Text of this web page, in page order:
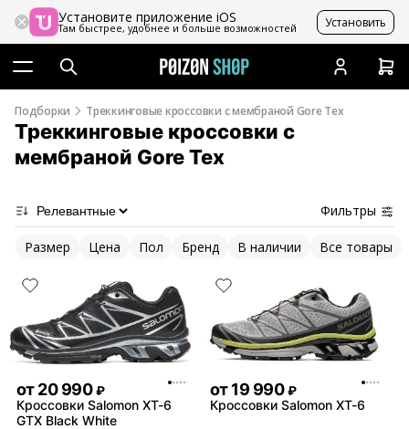
Установите приложение iOS
Там быстрее, удобнее и больше возможностей Установить
Подборки Треккинговые кроссовки с мембраной Gore Tex
Треккинговые кроссовки с
мембраной Gore Tex
Фильтры
Размер Цена Пол Бренд В наличии Все товары
от20 990 ₽
Кроссовки Salomon XT-6
GTX Black White
от19 990 ₽
Кроссовки Salomon XT-6